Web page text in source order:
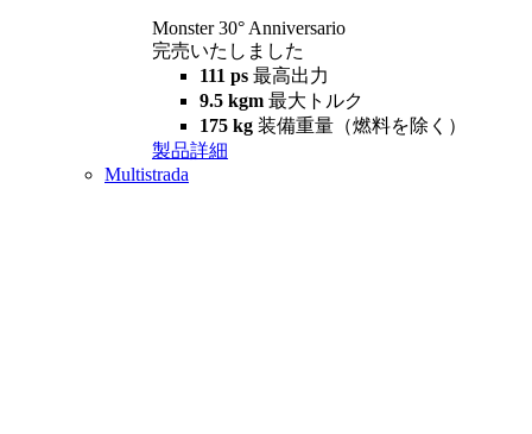
Monster 30° Anniversario
完売いたしました
111 ps 最高出力
9.5 kgm 最大トルク
175 kg 装備重量（燃料を除く）
製品詳細
Multistrada